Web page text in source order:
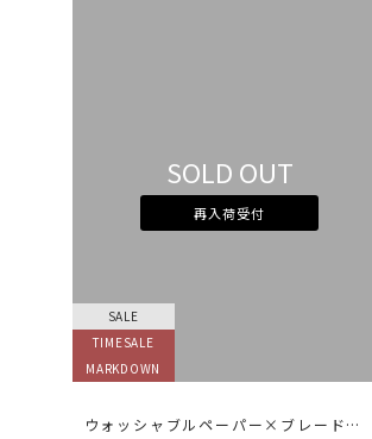
SOLD OUT
再入荷受付
SALE
TIMESALE
MARKDOWN
ウォッシャブルペーパー×ブレードバケットハット